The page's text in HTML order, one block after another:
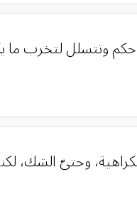
وتتسلل لتخرب
وحتىّ الشك،